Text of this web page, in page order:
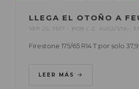
LLEGA EL OTOÑO A
SEP 25, 2017 POR C.C. AUGUSTA
Firestone 175/65 R14 T por solo
LEER MÁS